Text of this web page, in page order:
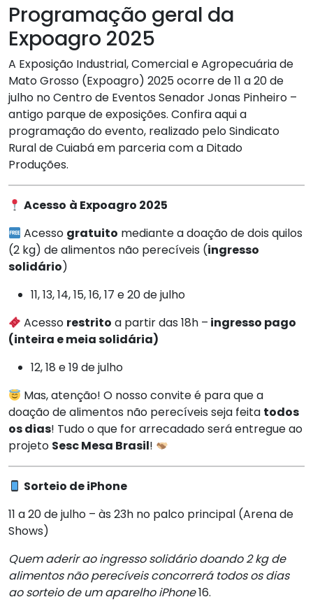
Programação geral da
Expoagro 2025
A Exposição Industrial, Comercial e Agropecuária de
Mato Grosso (Expoagro) 2025 ocorre de 11 a 20 de
julho no Centro de Eventos Senador Jonas Pinheiro –
antigo parque de exposições. Confira aqui a
programação do evento, realizado pelo Sindicato
Rural de Cuiabá em parceria com a Ditado
Produções.
Acesso à Expoagro 2025
Acesso gratuito mediante a doação de dois quilos
(2 kg) de alimentos não perecíveis (ingresso
solidário)
11, 13, 14, 15, 16, 17 e 20 de julho
Acesso restrito a partir das 18h – ingresso pago
(inteira e meia solidária)
12, 18 e 19 de julho
Mas, atenção! O nosso convite é para que a
doação de alimentos não perecíveis seja feita todos
os dias! Tudo o que for arrecadado será entregue ao
projeto Sesc Mesa Brasil!
Sorteio de iPhone
11 a 20 de julho – às 23h no palco principal (Arena de
Shows)
Quem aderir ao ingresso solidário doando 2 kg de
alimentos não perecíveis concorrerá todos os dias
ao sorteio de um aparelho iPhone16.